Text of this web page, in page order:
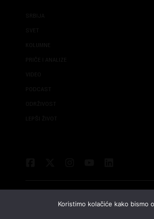
SRBIJA
SVET
KOLUMNE
PRIČE I ANALIZE
VIDEO
PODCAST
ODRŽIVOST
LEPŠI ŽIVOT
Koristimo kolačiće kako bismo